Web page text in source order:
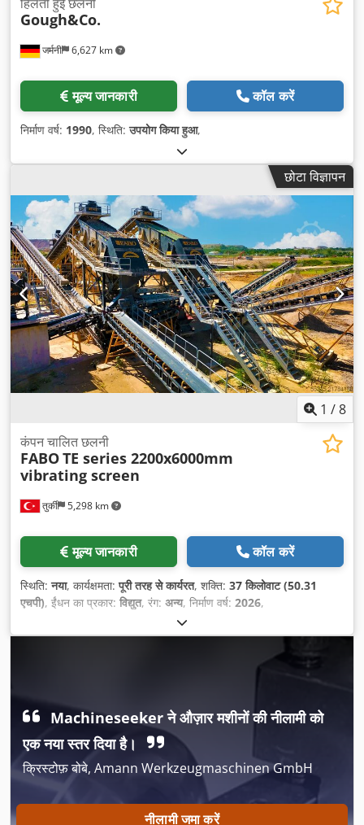
जर्मनी 6,627 km
Gough&Co.
मूल्य जानकारी कॉल करें
निर्माण वर्ष: 1990, स्थिति:उपयोग किया हुआ,
छोटा विज्ञापन
1 /8
तुर्की 5,298 km
कंपन चालित छलनी
FABOTE series 2200x6000mm
vibrating screen
मूल्य जानकारी कॉल करें
स्थिति:नया, कार्यक्षमता:पूरी तरह से कार्यरत, शक्ति: 37 किलोवाट (50.31
एचपी), ईंधन का प्रकार: विद्युत, रंग: अन्य, निर्माण वर्ष: 2026,
Machineseeker ने औज़ार मशीनों की नीलामी को
एक नया स्तर दिया है।
क्रिस्टोफ़ बोबे, Amann Werkzeugmaschinen GmbH
नीलामी जमा करें